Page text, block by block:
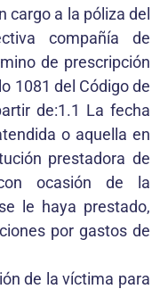
cargo a la póliza del
compañía de
de prescripción
1081 del Código de
de:1.1 La fecha
o aquella en
prestadora de
ocasión de la
le haya prestado,
por gastos de
de la víctima para